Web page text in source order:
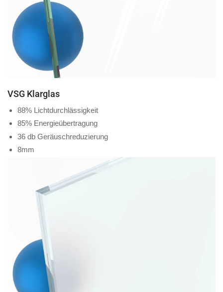
VSG Klarglas
88% Lichtdurchlässigkeit
85% Energieübertragung
36 db Geräuschreduzierung
8mm